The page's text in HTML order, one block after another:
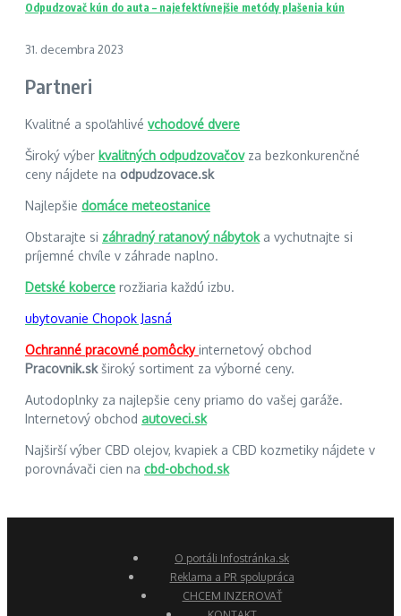
Odpudzovač kún do auta – najefektívnejšie metódy plašenia kún
31. decembra 2023
Partneri
Kvalitné a spoľahlivé vchodové dvere
Široký výber kvalitných odpudzovačovza bezkonkurenčné
ceny nájdete na odpudzovace.sk
Najlepšie domáce meteostanice
Obstarajte si záhradný ratanový nábytoka vychutnajte si
príjemné chvíle v záhrade naplno.
Detské koberce rozžiaria každú izbu.
ubytovanie Chopok Jasná
Ochranné pracovné pomôckyinternetový obchod
Pracovnik.skširoký sortiment za výborné ceny.
Autodoplnky za najlepšie ceny priamo do vašej garáže.
Internetový obchod autoveci.sk
Najširší výber CBD olejov, kvapiek a CBD kozmetiky nájdete v
porovnávači cien na cbd-obchod.sk
O portáli Infostránka.sk
Reklama a PR spolupráca
CHCEM INZEROVAŤ